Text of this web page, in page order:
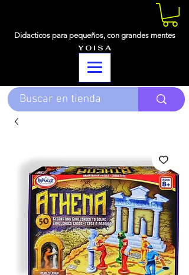
Didacticos para pequeños, con grandes mentes
Y O I S A